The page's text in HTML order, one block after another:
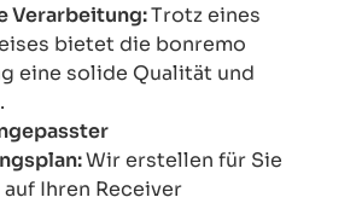
Verarbeitung:Trotz eines
bietet die bonremo
eine solide Qualität und
Wir erstellen für Sie
Ihren Receiver